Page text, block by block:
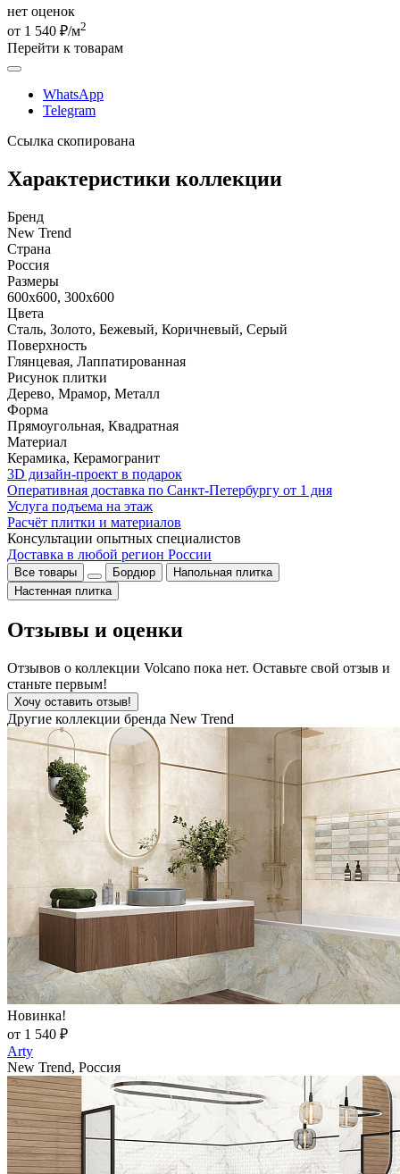
нет оценок
от 1 540 ₽/м2
Перейти к товарам
WhatsApp
Telegram
Ссылка скопирована
Характеристики коллекции
Бренд
New Trend
Страна
Россия
Размеры
600x600, 300x600
Цвета
Сталь, Золото, Бежевый, Коричневый, Серый
Поверхность
Глянцевая, Лаппатированная
Рисунок плитки
Дерево, Мрамор, Металл
Форма
Прямоугольная, Квадратная
Материал
Керамика, Керамогранит
3D дизайн-проект в подарок
Оперативная доставка по Санкт-Петербургу от 1 дня
Услуга подъема на этаж
Расчёт плитки и материалов
Консультации опытных специалистов
Доставка в любой регион России
Все товары Бордюр
Напольная плитка
Настенная плитка
Отзывы и оценки
Отзывов о коллекции Volcano пока нет. Оставьте свой отзыв и
станьте первым!
Хочу оставить отзыв!
Другие коллекции бренда New Trend
Новинка!
от 1 540 ₽
Arty
New Trend, Россия